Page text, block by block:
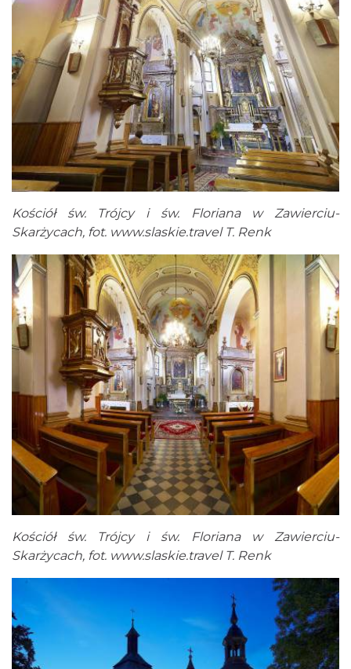
Kościół św. Trójcy i św. Floriana w Zawierciu-
Skarżycach, fot. www.slaskie.travelT. Renk
Kościół św. Trójcy i św. Floriana w Zawierciu-
Skarżycach, fot. www.slaskie.travelT. Renk